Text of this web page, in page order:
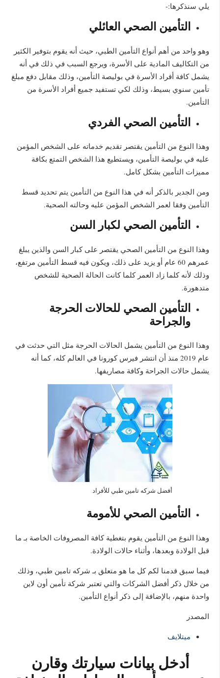
يلي سنذكرها:-
التأمين الصحي العائلي
وهو واحد من أهم أنواع التأمين الطبي، حيث أنه يقوم بتوفير الكثير
من التكاليف المادية على الأسرة، ويرجع السبب في ذلك في أنه
يشمل كافة أفراد الأسرة في بوليصة التأمين، وذلك مقابل دفع مبلغ
تأمين سنوي بسيط، وذلك لكي تستفيد جميع أفراد الأسرة من
التأمين.
التأمين الصحي الفردي
وهذا النوع من التأمين يقتصر تقديم خدماته على الشخص المؤمن
عليه في بوليصة التأمين، ويستطيع هذا الشخص التمتع بكافة
مميزات التأمين بشكل كامل.
ومن الجدير بالذكر أنه في هذا النوع من التأمين يتم تحديد قسط
التأمين وفقا لعمر الشخص المؤمن عليه وحالته الصحية.
التأمين الصحي لكبار السن
وهذا النوع من التأمين الصحي يقتصر على كبار السن والذين يبلغ
عمرهم 60 عام أو يزيد على ذلك، ويكون فيه قسط التأمين مرتفع،
وذلك لأنه كلما زاد العمر كلما كانت الحالة الصحية للشخص
متدهورة.
التأمين الصحي للحالات الحرجة
والجراحة
وهذا النوع من التأمين يشمل الحالات الحرجة مثل التي حدثت في
عام 2019 منذ أن انتشر فيرس كورونا في العالم كله، كما أنه
يشمل حالات الجراحة وكافة مصاريفها.
أفضل شركه تامين طبي للأفراد
التأمين الصحي للأمومة
وهذا النوع من التأمين يقوم بتغطية كافة المصروفات الخاصة بـ ما
قبل الولادة وبعدها، وأثناء حالات الولادة.
فيما سبق قدمنا لكم كل ما هو متعلق بـ شركه تامين طبي، وذلك
من خلال ذكر أفضل الشركات والتي تعتبر شركة تأمين أون لاين
واحدة منهم، بالإضافة إلى ذكر أنواع التأمين.
المصدر
ميتلايف
أدخل بيانات سيارتك وقارن